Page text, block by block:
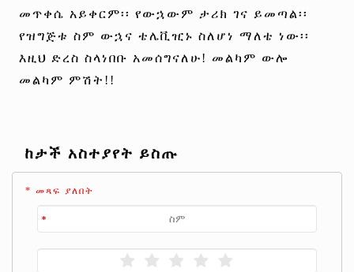
መጥቀሴ አይቀርም፡፡ የውኋውም ታሪክ ገና ይመጣል፡፡
የዝግጅቱ ስም ውኋና ቴሌቪዢኑ ስለሆነ ማለቴ ነው፡፡
እዚህ ድረስ ስላነበቡ አመሰግናለሁ! መልካም ውሎ
መልካም ምሽት!!
ከታች አስተያየት ይስጡ
* መጻፍ ያለበት